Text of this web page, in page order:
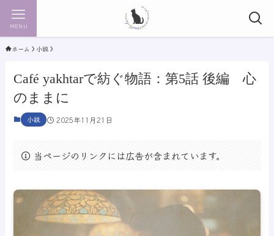
MENU
ホーム 小説
Café yakhtarで紡ぐ物語：第5話 後編 心
のままに
小説 2025年11月21日
当ページのリンクには広告が含まれています。